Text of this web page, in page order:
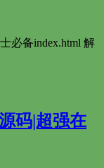
必备index.html 解
码|超强在